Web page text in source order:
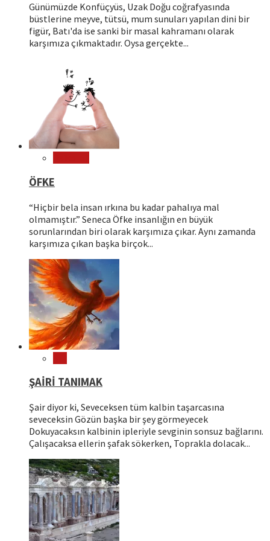
Günümüzde Konfüçyüs, Uzak Doğu coğrafyasında
büstlerine meyve, tütsü, mum sunuları yapılan dini bir
figür, Batı'da ise sanki bir masal kahramanı olarak
karşımıza çıkmaktadır. Oysa gerçekte...
ÖFKE
“Hiçbir bela insan ırkına bu kadar pahalıya mal
olmamıştır.” Seneca Öfke insanlığın en büyük
sorunlarından biri olarak karşımıza çıkar. Aynı zamanda
karşımıza çıkan başka birçok...
ŞAİRİ TANIMAK
Şair diyor ki, Seveceksen tüm kalbin taşarcasına
seveceksin Gözün başka bir şey görmeyecek
Dokuyacaksın kalbinin ipleriyle sevginin sonsuz bağlarını.
Çalışacaksa ellerin şafak sökerken, Toprakla dolacak...